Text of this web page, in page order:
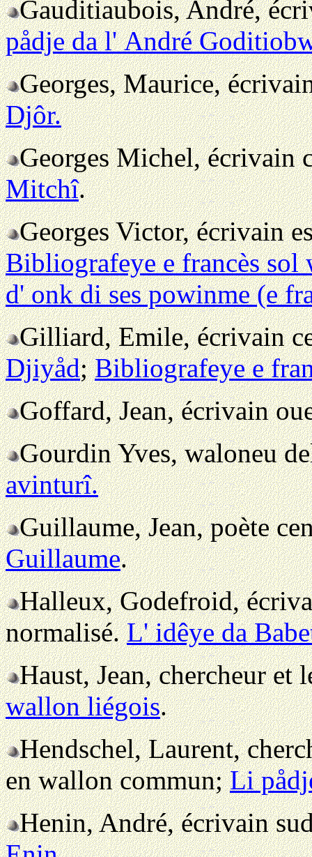
Gauditiaubois, André,
pådje da l' André
Georges, Maurice,
Djôr.
Georges Michel, écrivain
Mitchî.
Georges Victor, écrivain
Bibliografeye e francès
d' onk di ses powinme (e
Gilliard, Emile, écrivain
Djiyåd;Bibliografeye e
Goffard, Jean, écrivain
Gourdin Yves, waloneu
avinturî.
Guillaume, Jean, poète
Guillaume.
Halleux, Godefroid,
normalisé.L' idêye da
Haust, Jean, chercheur et
wallon liégois.
Hendschel, Laurent,
en wallon commun;Li
Henin, André, écrivain